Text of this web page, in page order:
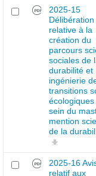
2025-15
Délibération
relative à la
création du
parcours
sociales de
durabilité et
ingénierie
transitions
sein du
mention
de la
2025-16
relatif aux